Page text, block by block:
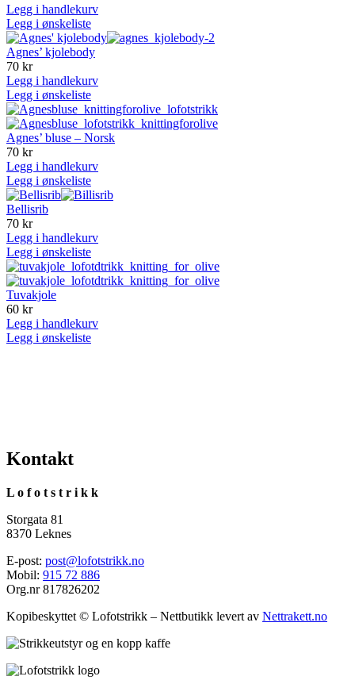
Legg i handlekurv
Legg i ønskeliste
Agnes’ kjolebody
70 kr
Legg i handlekurv
Legg i ønskeliste
Agnes’ bluse – Norsk
70 kr
Legg i handlekurv
Legg i ønskeliste
Bellisrib
70 kr
Legg i handlekurv
Legg i ønskeliste
Tuvakjole
60 kr
Legg i handlekurv
Legg i ønskeliste
Kontakt
L o f o t s t r i k k
Storgata 81
8370 Leknes
E-post: post@lofotstrikk.no
Mobil: 915 72 886
Org.nr 817826202
Kopibeskyttet © Lofotstrikk – Nettbutikk levert av Nettrakett.no